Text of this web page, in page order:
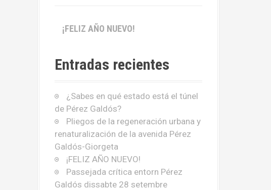
¡FELIZ AÑO NUEVO!
Entradas recientes
¿Sabes en qué estado está el túnel
de Pérez Galdós?
Pliegos de la regeneración urbana y
renaturalización de la avenida Pérez
Galdós-Giorgeta
¡FELIZ AÑO NUEVO!
Passejada crítica entorn Pérez
Galdós dissabte 28 setembre